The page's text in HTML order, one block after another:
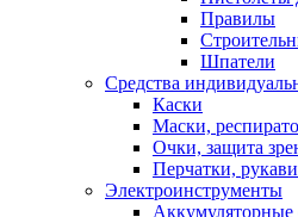
Правилы
Шпатели
Средства
Каски
Маски,
Очки, защита
Перчатки,
Электроинструменты
Аккумуляторные